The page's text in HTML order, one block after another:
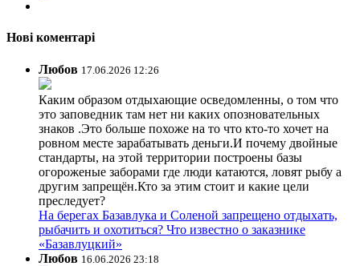
Нові коментарі
Любов 17.06.2026 12:26
Каким образом отдыхающие осведомленны, о том что
это заповедник там нет ни каких опозновательных
знаков .Это больше похоже на то что кто-то хочет на
ровном месте зарабатывать деньги.И почему двойные
стандарты, на этой территории построены базы
огороженые заборами где люди катаются, ловят рыбу а
другим запрещён.Кто за этим стоит и какие цели
преследует?
На берегах Базавлука и Соленой запрещено отдыхать,
рыбачить и охотиться? Что известно о заказнике
«Базавлуцкий»
Любов 16.06.2026 23:18